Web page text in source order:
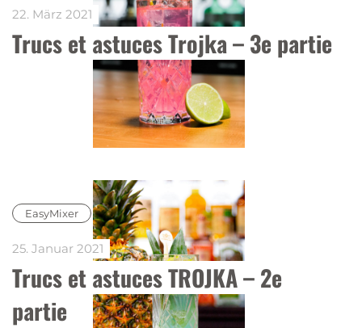
Trucs et astuces Trojka – 3e partie
22. März 2021
EasyMixer
Trucs et astuces TROJKA – 2e
partie
25. Januar 2021